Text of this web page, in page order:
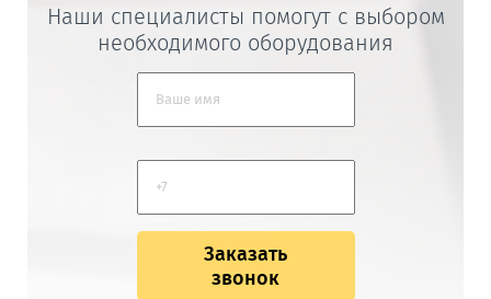
Наши специалисты помогут с выбором
необходимого оборудования
Заказать
звонок